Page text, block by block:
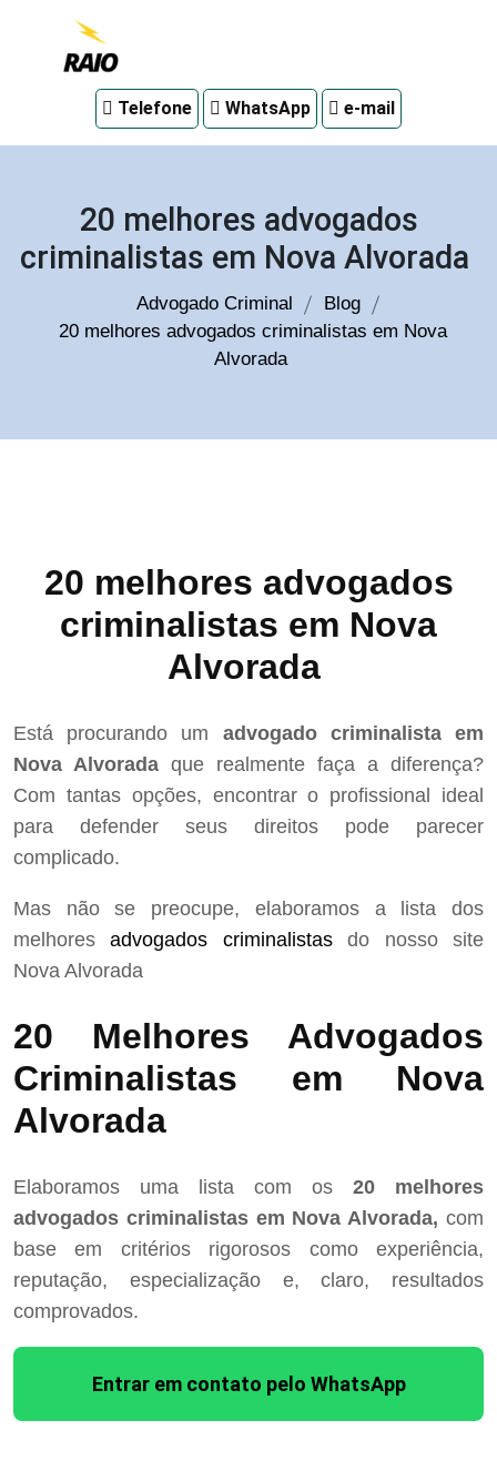
em
Telefone WhatsApp e-mail
20 melhores advogados
criminalistas em Nova Alvorada
Advogado Criminal
Blog
20 melhores advogados criminalistas em Nova
Alvorada
20 melhores advogados
criminalistas em Nova
Alvorada
Está procurando um advogado criminalista em
Nova Alvorada que realmente faça a diferença?
Com tantas opções, encontrar o profissional ideal
para defender seus direitos pode parecer
complicado.
Mas não se preocupe, elaboramos a lista dos
melhoresadvogados criminalistasdo nosso site
Nova Alvorada
20 Melhores Advogados
Criminalistas em Nova
Alvorada
Elaboramos uma lista com os 20 melhores
advogados criminalistas em Nova Alvorada, com
base em critérios rigorosos como experiência,
reputação, especialização e, claro, resultados
comprovados.
Entrar em contato pelo WhatsApp